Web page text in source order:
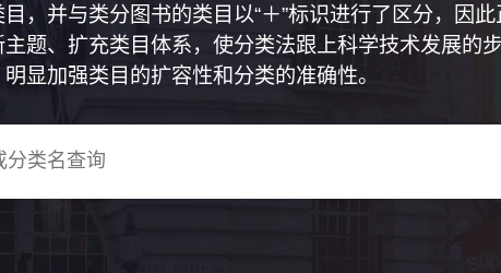
，并与类分图书的类目以“＋”标识进行了区分，因
题、扩充类目体系，使分类法跟上科学技术发展的
显加强类目的扩容性和分类的准确性。